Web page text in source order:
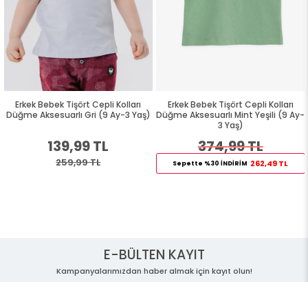
Erkek Bebek Tişört Cepli Kolları
Düğme Aksesuarlı Gri (9 Ay-3 Yaş)
139,99 TL
259,99 TL
Erkek Bebek Tişört Cepli Kolları
Düğme Aksesuarlı Mint Yeşili (9 Ay-
3 Yaş)
374,99 TL
Sepette %30 İNDİRİM 262,49 TL
E-BÜLTEN KAYIT
Kampanyalarımızdan haber almak için kayıt olun!